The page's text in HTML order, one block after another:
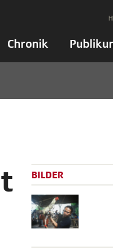
Chronik
BILDER